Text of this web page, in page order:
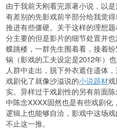
由于我前天刚看完原著小说，以
有差别的先影戏前半部分给我觉
推进有些僵硬。关于这样的理想
分主要的但是影片的细节处置并
蝶跳楼，一群先生围着看，接着
锅（影戏的工夫设定是2012年）
人群中走出，脱下外衣遮住遗体
戏剧化了就像沙溢说的小说题材
实。异样过于戏剧性的另有前面
中陈念XXXX固然也是有些戏剧化
逻辑上也能够自洽，影戏中这场
不止这一推。